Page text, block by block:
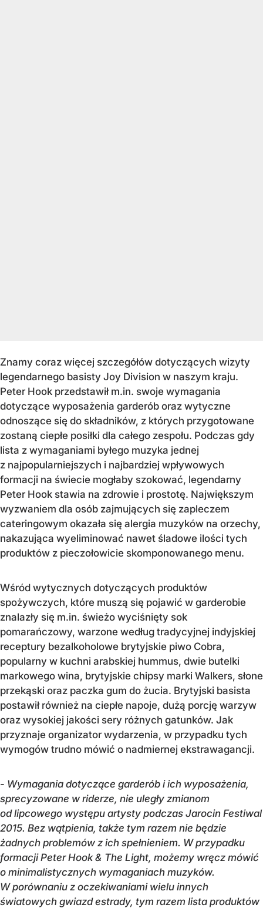
Znamy coraz więcej szczegółów dotyczących wizyty
legendarnego basisty Joy Division w naszym kraju.
Peter Hook przedstawił m.in. swoje wymagania
dotyczące wyposażenia garderób oraz wytyczne
odnoszące się do składników, z których przygotowane
zostaną ciepłe posiłki dla całego zespołu. Podczas gdy
lista z wymaganiami byłego muzyka jednej
z najpopularniejszych i najbardziej wpływowych
formacji na świecie mogłaby szokować, legendarny
Peter Hook stawia na zdrowie i prostotę. Największym
wyzwaniem dla osób zajmujących się zapleczem
cateringowym okazała się alergia muzyków na orzechy,
nakazująca wyeliminować nawet śladowe ilości tych
produktów z pieczołowicie skomponowanego menu.
Wśród wytycznych dotyczących produktów
spożywczych, które muszą się pojawić w garderobie
znalazły się m.in. świeżo wyciśnięty sok
pomarańczowy, warzone według tradycyjnej indyjskiej
receptury bezalkoholowe brytyjskie piwo Cobra,
popularny w kuchni arabskiej hummus, dwie butelki
markowego wina, brytyjskie chipsy marki Walkers, słone
przekąski oraz paczka gum do żucia. Brytyjski basista
postawił również na ciepłe napoje, dużą porcję warzyw
oraz wysokiej jakości sery różnych gatunków. Jak
przyznaje organizator wydarzenia, w przypadku tych
wymogów trudno mówić o nadmiernej ekstrawagancji.
- Wymagania dotyczące garderób i ich wyposażenia,
sprecyzowane w riderze, nie uległy zmianom
od lipcowego występu artysty podczas Jarocin Festiwal
2015. Bez wątpienia, także tym razem nie będzie
żadnych problemów z ich spełnieniem. W przypadku
formacji Peter Hook & The Light, możemy wręcz mówić
o minimalistycznych wymaganiach muzyków.
W porównaniu z oczekiwaniami wielu innych
światowych gwiazd estrady, tym razem lista produktów